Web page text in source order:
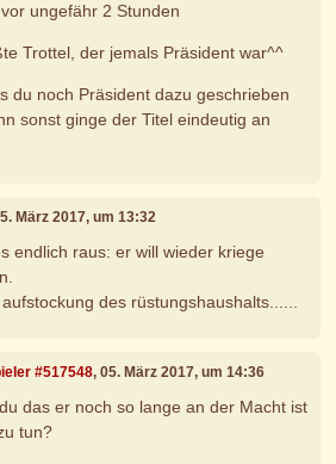
ungefähr 2 Stunden
Trottel, der jemals Präsident war^^
du noch Präsident dazu geschrieben
sonst ginge der Titel eindeutig an
März 2017, um 13:32
endlich raus: er will wieder kriege
des rüstungshaushalts......
#517548, 05. März 2017, um 14:36
das er noch so lange an der Macht ist
tun?